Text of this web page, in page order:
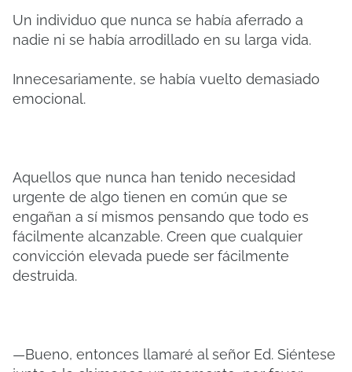
Un individuo que nunca se había aferrado a
nadie ni se había arrodillado en su larga vida.
Innecesariamente, se había vuelto demasiado
emocional.
Aquellos que nunca han tenido necesidad
urgente de algo tienen en común que se
engañan a sí mismos pensando que todo es
fácilmente alcanzable. Creen que cualquier
convicción elevada puede ser fácilmente
destruida.
—Bueno, entonces llamaré al señor Ed. Siéntese